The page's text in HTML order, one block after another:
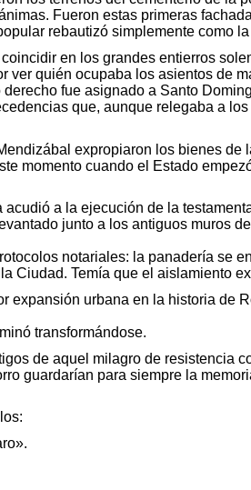
Fueron estas primeras
rebautizó simplemente como
en los grandes entierros
quién ocupaba los asientos de
fue asignado a Santo
que, aunque relegaba a
expropiaron los bienes de
momento cuando el Estado
a la ejecución de la
junto a los antiguos muros
notariales: la panadería se
Ciudad. Temía que el aislamiento
expansión urbana en la historia de
transformándose.
de aquel milagro de resistencia
guardarían para siempre la